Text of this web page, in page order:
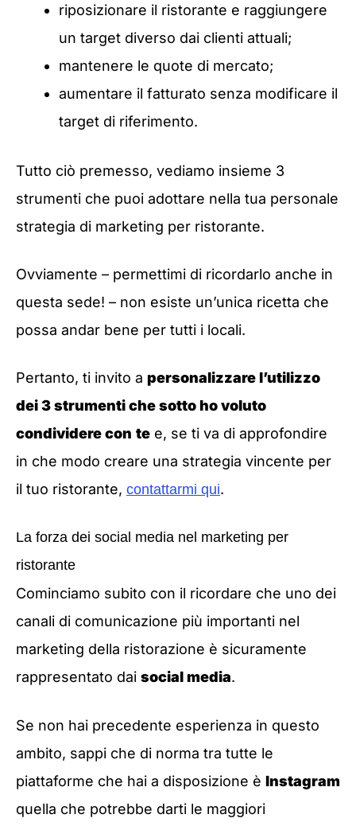
riposizionare il ristorante e raggiungere
un target diverso dai clienti attuali;
mantenere le quote di mercato;
aumentare il fatturato senza modificare il
target di riferimento.
Tutto ciò premesso, vediamo insieme 3
strumenti che puoi adottare nella tua personale
strategia di marketing per ristorante.
Ovviamente – permettimi di ricordarlo anche in
questa sede! – non esiste un’unica ricetta che
possa andar bene per tutti i locali.
Pertanto, ti invito a personalizzare l’utilizzo
dei 3 strumenti che sotto ho voluto
condividere con te e, se ti va di approfondire
in che modo creare una strategia vincente per
il tuo ristorante, contattarmi qui.
La forza dei social media nel marketing per
ristorante
Cominciamo subito con il ricordare che uno dei
canali di comunicazione più importanti nel
marketing della ristorazione è sicuramente
rappresentato dai social media.
Se non hai precedente esperienza in questo
ambito, sappi che di norma tra tutte le
piattaforme che hai a disposizione è Instagram
quella che potrebbe darti le maggiori